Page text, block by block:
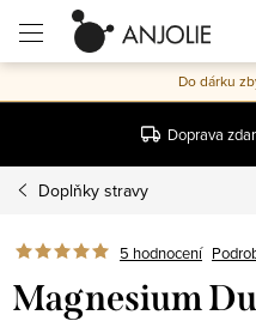
obsah
Do dárku
Doprava
Doplňky stravy
5 hodnocení
Magnesium